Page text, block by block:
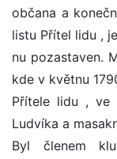
občana a
listu Přítel lidu ,
nu pozastaven.
kde v květnu
Přítele lidu , ve
Ludvíka a
Byl členem